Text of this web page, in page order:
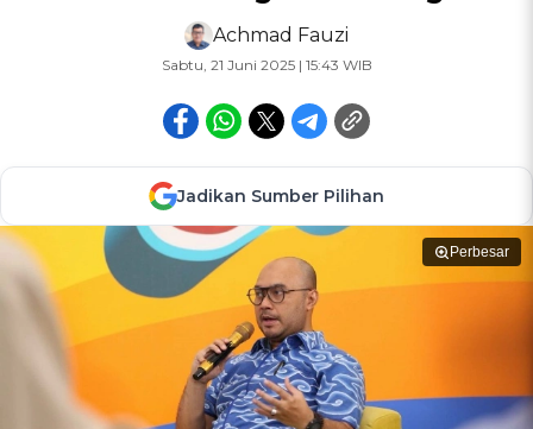
Achmad Fauzi
Sabtu, 21 Juni 2025 | 15:43 WIB
Jadikan Sumber Pilihan
Perbesar